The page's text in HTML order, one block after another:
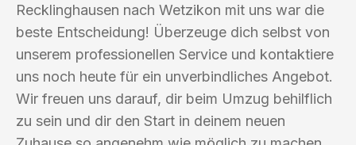
Recklinghausen nach Wetzikon mit uns war die
beste Entscheidung! Überzeuge dich selbst von
unserem professionellen Service und kontaktiere
uns noch heute für ein unverbindliches Angebot.
Wir freuen uns darauf, dir beim Umzug behilflich
zu sein und dir den Start in deinem neuen